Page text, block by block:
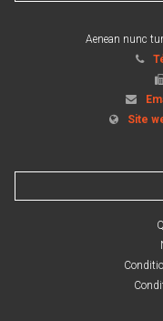
Aenean nunc
Site